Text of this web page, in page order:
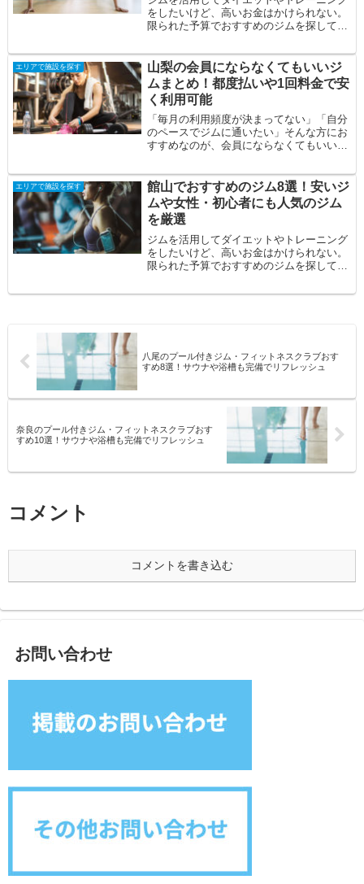
をしたいけど、高いお金はかけられない。
限られた予算でおすすめのジムを探してい
東区）の...
エリアで施設を探す
山梨の会員にならなくてもいいジ
ムまとめ！都度払いや1回料金で安
く利用可能
「毎月の利用頻度が決まってない」「自分
のペースでジムに通いたい」そんな方にお
すすめなのが、会員にならなくてもいい都
ならなく...
エリアで施設を探す
館山でおすすめのジム8選！安いジ
ムや女性・初心者にも人気のジム
を厳選
ジムを活用してダイエットやトレーニング
をしたいけど、高いお金はかけられない。
限られた予算でおすすめのジムを探してい
方の悩み...
八尾のプール付きジム・フィットネスクラブおす
すめ8選！サウナや浴槽も完備でリフレッシュ
奈良のプール付きジム・フィットネスクラブおす
すめ10選！サウナや浴槽も完備でリフレッシュ
コメント
コメントを書き込む
お問い合わせ